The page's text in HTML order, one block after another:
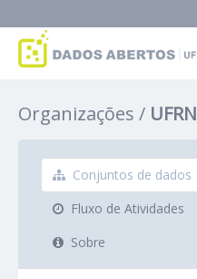
Grupos
Sobre
Organizações UFRN
Conjuntos de dados
Fluxo de Atividades
Sobre